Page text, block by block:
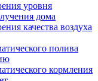
уровня
дома
качества воздуха
полива
кормления